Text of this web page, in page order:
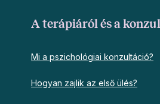
A terápiáról és a
Mi a pszichológiai konzultáció?
Hogyan zajlik az első ülés?